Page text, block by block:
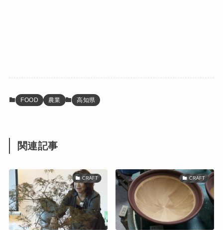
FOOD 農業 高知県
関連記事
CRAFT CRAFT